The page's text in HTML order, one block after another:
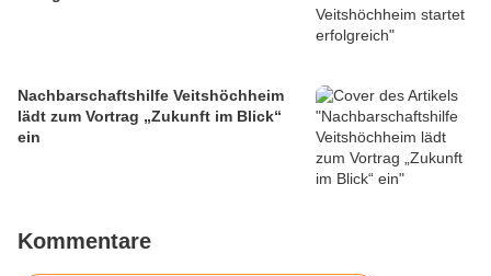
Nachbarschaftshilfe Veitshöchheim
lädt zum Vortrag „Zukunft im Blick“
ein
Kommentare